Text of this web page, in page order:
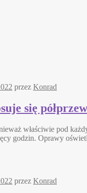
przez Konrad
się
właściwie pod
godzin. Oprawy
przez Konrad